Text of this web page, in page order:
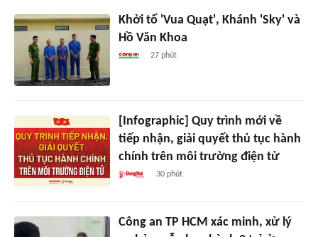
Khởi tố 'Vua Quạt', Khánh 'Sky' và
Hồ Văn Khoa
27 phút
[Infographic] Quy trình mới về
tiếp nhận, giải quyết thủ tục hành
chính trên môi trường điện tử
30 phút
Công an TP HCM xác minh, xử lý